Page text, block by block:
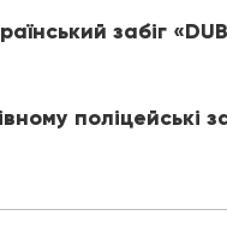
забіг
поліцейські